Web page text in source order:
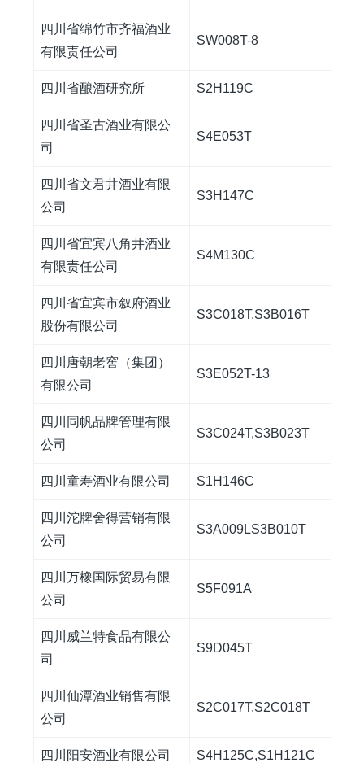
四川省绵竹市齐福酒业
有限责任公司
SW008T-8
四川省酿酒研究所 S2H119C
四川省圣古酒业有限公
司
S4E053T
四川省文君井酒业有限
公司
S3H147C
四川省宜宾八角井酒业
有限责任公司
S4M130C
四川省宜宾市叙府酒业
股份有限公司
S3C018T,S3B016T
四川唐朝老窖（集团）
有限公司
S3E052T-13
四川同帆品牌管理有限
公司
S3C024T,S3B023T
四川童寿酒业有限公司 S1H146C
四川沱牌舍得营销有限
公司
S3A009LS3B010T
四川万橡国际贸易有限
公司
S5F091A
四川威兰特食品有限公
司
S9D045T
四川仙潭酒业销售有限
公司
S2C017T,S2C018T
四川阳安酒业有限公司 S4H125C,S1H121C